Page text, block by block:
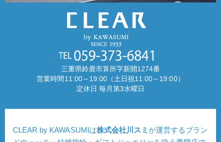
三重県鈴鹿市算所字新開1274番
営業時間11:00～19:00（土日祝11:00～19:00）
定休日 毎月第3水曜日
CLEAR by KAWASUMIは株式会社川スミ が運営するブラン